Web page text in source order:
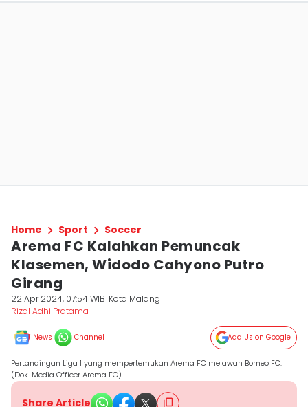
Home Sport Soccer
Arema FC Kalahkan Pemuncak
Klasemen, Widodo Cahyono Putro
Girang
22 Apr 2024, 07:54 WIB Kota Malang
Rizal Adhi Pratama
News Channel Add Us on Google
Pertandingan Liga 1 yang mempertemukan Arema FC melawan Borneo FC.
(Dok. Media Officer Arema FC)
Share Article